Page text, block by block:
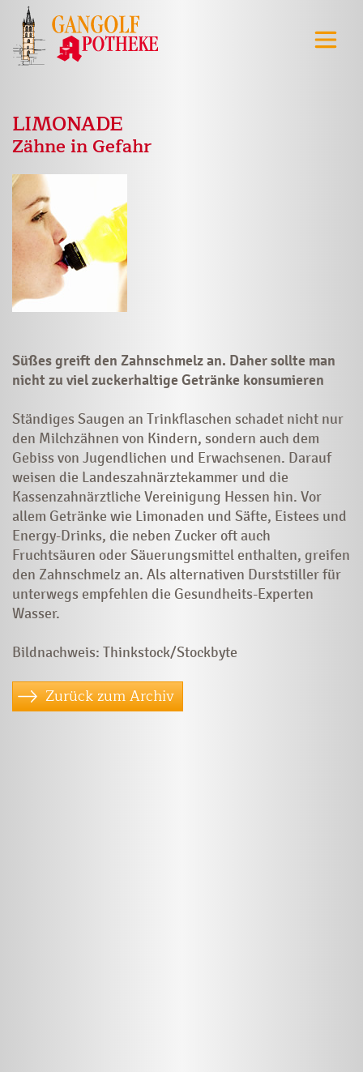
LIMONADE
Zähne in Gefahr
Süßes greift den Zahnschmelz an. Daher sollte man
nicht zu viel zuckerhaltige Getränke konsumieren
Ständiges Saugen an Trinkflaschen schadet nicht nur
den Milchzähnen von Kindern, sondern auch dem
Gebiss von Jugendlichen und Erwachsenen. Darauf
weisen die Landeszahnärztekammer und die
Kassenzahnärztliche Vereinigung Hessen hin. Vor
allem Getränke wie Limonaden und Säfte, Eistees und
Energy-Drinks, die neben Zucker oft auch
Fruchtsäuren oder Säuerungsmittel enthalten, greifen
den Zahnschmelz an. Als alternativen Durststiller für
unterwegs empfehlen die Gesundheits-Experten
Wasser.
Bildnachweis: Thinkstock/Stockbyte
Zurück zum Archiv